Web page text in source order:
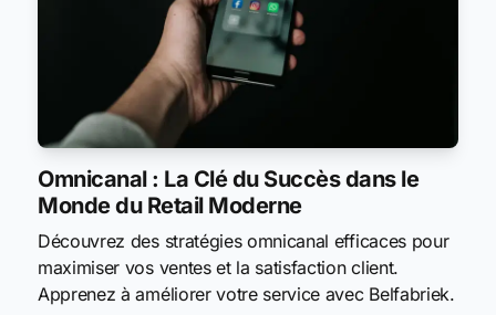
Omnicanal : La Clé du Succès dans le
Monde du Retail Moderne
Découvrez des stratégies omnicanal efficaces pour
maximiser vos ventes et la satisfaction client.
Apprenez à améliorer votre service avec Belfabriek.